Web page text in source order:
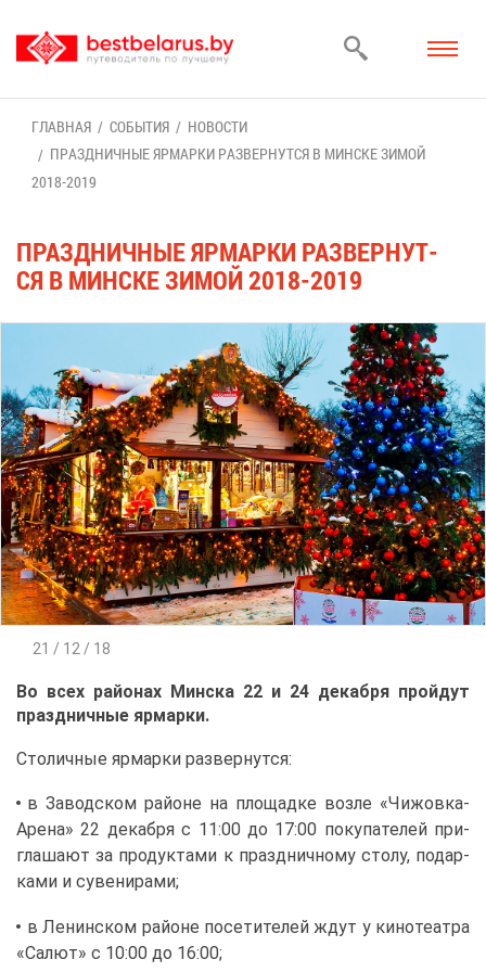
ГЛАВ­НАЯ СО­БЫ­ТИЯ
НО­ВО­СТИ
ПРАЗД­НИЧ­НЫЕ ЯР­МАР­КИ РАЗ­ВЕР­НУТ­СЯ В МИН­СКЕ ЗИ­МОЙ
2018-2019
ПРАЗД­НИЧ­НЫЕ ЯР­МАР­КИ РАЗ­ВЕР­НУТ­
СЯ В МИН­СКЕ ЗИ­МОЙ 2018-2019
21 / 12 / 18
Во всех рай­о­нах Мин­ска 22 и 24 де­каб­ря прой­дут
празд­нич­ные яр­мар­ки.
Сто­лич­ные яр­мар­ки раз­вер­нут­ся:
в За­вод­ском рай­оне на пло­щад­ке воз­ле «Чи­жов­ка-
Аре­на» 22 де­каб­ря с 11:00 до 17:00 по­ку­па­те­лей при­
гла­ша­ют за про­дук­та­ми к празд­нич­но­му сто­лу, по­дар­
ка­ми и су­ве­ни­ра­ми;
в Ле­нин­ском рай­оне по­се­ти­те­лей ждут у ки­но­те­ат­ра
«Са­лют» с 10:00 до 16:00;